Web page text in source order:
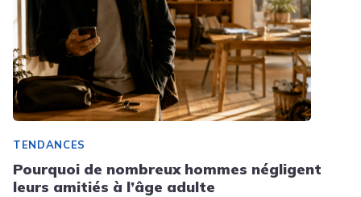
TENDANCES
Pourquoi de nombreux hommes négligent
leurs amitiés à l’âge adulte